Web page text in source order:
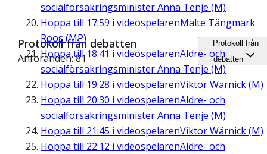
socialförsäkringsminister Anna Tenje (M)
Hoppa till 17:59 i videospelarenMalte Tängmark
Roos (MP)
Hoppa till 18:41 i videospelarenÄldre- och
socialförsäkringsminister Anna Tenje (M)
Hoppa till 19:28 i videospelarenViktor Wärnick (M)
Hoppa till 20:30 i videospelarenÄldre- och
socialförsäkringsminister Anna Tenje (M)
Hoppa till 21:45 i videospelarenViktor Wärnick (M)
Hoppa till 22:12 i videospelarenÄldre- och
Protokoll från debatten
Anföranden: 81
Protokoll från
debatten